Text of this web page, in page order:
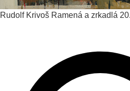
Rudolf Krivoš Ramená a zrkadlá